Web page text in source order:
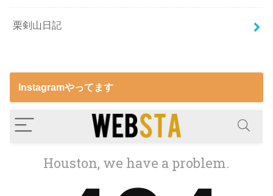
栗剣山日記
Instagramやってます